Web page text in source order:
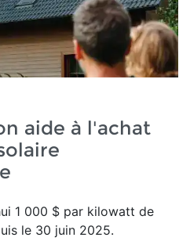
aide à l'achat
1 000 $ par kilowatt de
le 30 juin 2025.